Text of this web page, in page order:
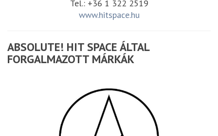
Tel.: +36 1 322 2519
www.hitspace.hu
ABSOLUTE! HIT SPACE ÁLTAL
FORGALMAZOTT MÁRKÁK